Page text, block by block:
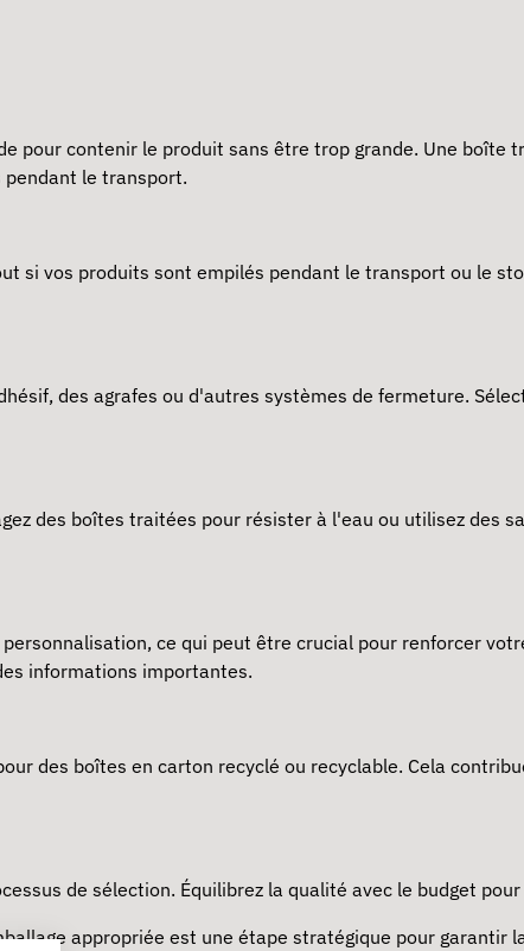
pour contenir le produit sans être trop grande. Une boîte
pendant le transport.
si vos produits sont empilés pendant le transport ou le
des agrafes ou d'autres systèmes de fermeture.
des boîtes traitées pour résister à l'eau ou utilisez des
ce qui peut être crucial pour renforcer
informations importantes.
des boîtes en carton recyclé ou recyclable. Cela
de sélection. Équilibrez la qualité avec le budget
appropriée est une étape stratégique pour garantir